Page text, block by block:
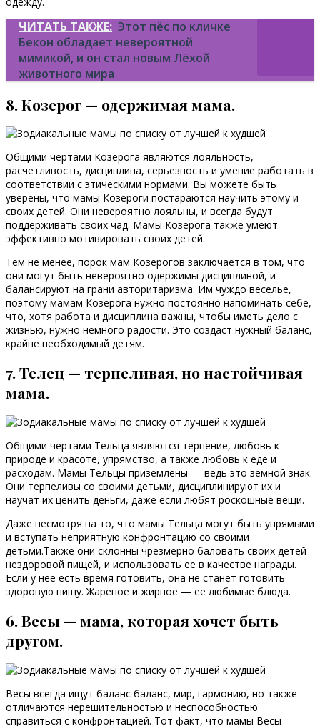
ЧИТАТЬ ТАКЖЕ: Этот пёс по кличке
Бекон обладает невероятной
мимикой, и он стал новым Лёхой
животного мира
8. Козерог — одержимая мама.
Общими чертами Козерога являются лояльность,
расчетливость, дисциплина, серьезность и умение работать в
соответствии с этическими нормами. Вы можете быть
уверены, что мамы Козероги постараются научить этому и
своих детей. Они невероятно лояльны, и всегда будут
поддерживать своих чад. Мамы Козерога также умеют
эффективно мотивировать своих детей.
Тем не менее, порок мам Козерогов заключается в том, что
они могут быть невероятно одержимы дисциплиной, и
балансируют на грани авторитаризма. Им чуждо веселье,
поэтому мамам Козерога нужно постоянно напоминать себе,
что, хотя работа и дисциплина важны, чтобы иметь дело с
жизнью, нужно немного радости. Это создаст нужный баланс,
крайне необходимый детям.
7. Телец — терпеливая, но настойчивая
мама.
Общими чертами Тельца являются терпение, любовь к
природе и красоте, упрямство, а также любовь к еде и
расходам. Мамы Тельцы приземлены — ведь это земной знак.
Они терпеливы со своими детьми, дисциплинируют их и
научат их ценить деньги, даже если любят роскошные вещи.
Даже несмотря на то, что мамы Тельца могут быть упрямыми
и вступать неприятную конфронтацию со своими
детьми.Также они склонны чрезмерно баловать своих детей
нездоровой пищей, и использовать ее в качестве награды.
Если у нее есть время готовить, она не станет готовить
здоровую пищу. Жареное и жирное — ее любимые блюда.
6. Весы — мама, которая хочет быть
другом.
Весы всегда ищут баланс баланс, мир, гармонию, но также
отличаются нерешительностью и неспособностью
справиться с конфронтацией. Тот факт, что мамы Весы